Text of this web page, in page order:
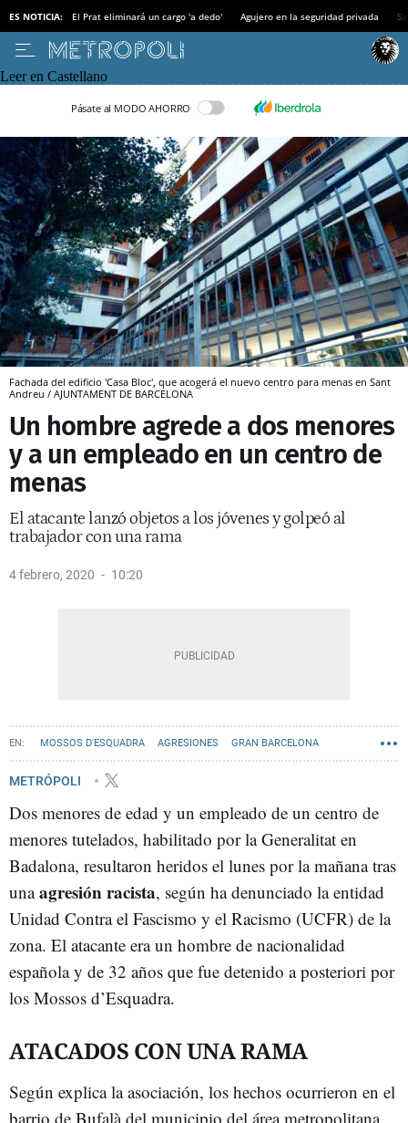
ES NOTICIA: El Prat eliminará un cargo 'a dedo' Agujero en la seguridad privada
Leer en Castellano
Pásate al MODO AHORRO
Fachada del edificio 'Casa Bloc', que acogerá el nuevo centro para menas en Sant
Andreu / AJUNTAMENT DE BARCELONA
Un hombre agrede a dos menores
y a un empleado en un centro de
menas
El atacante lanzó objetos a los jóvenes y golpeó al
trabajador con una rama
4 febrero, 2020 10:20
MOSSOS D'ESQUADRA AGRESIONES GRAN BARCELONA
METRÓPOLI
Dos menores de edad y un empleado de un centro de
menores tutelados, habilitado por la Generalitat en
Badalona, resultaron heridos el lunes por la mañana tras
unaagresión racista, según ha denunciado la entidad
Unidad Contra el Fascismo y el Racismo (UCFR) de la
zona. El atacante era un hombre de nacionalidad
española y de 32 años que fue detenido a posteriori por
los Mossos d’Esquadra.
ATACADOS CON UNA RAMA
Según explica la asociación, los hechos ocurrieron en el
barrio de Bufalà del municipio del área metropolitana